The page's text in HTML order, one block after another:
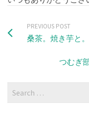
PREVIOUS POST
桑茶。焼き芋と。
つむぎ
Search